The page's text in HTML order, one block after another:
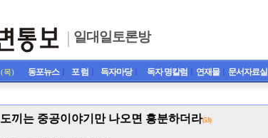
일대일토론방
(목) 동포뉴스ㅣ 포 럼 독자마당ㅣ 독자 명칼럼 연재물ㅣ 문서자료실
도끼는 중공이야기만 나오면 흥분하더라(53)